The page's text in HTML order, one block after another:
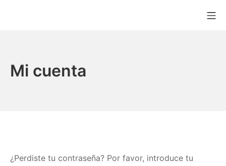
MAQUICHEF
Mi cuenta
¿Perdiste tu contraseña? Por favor, introduce tu